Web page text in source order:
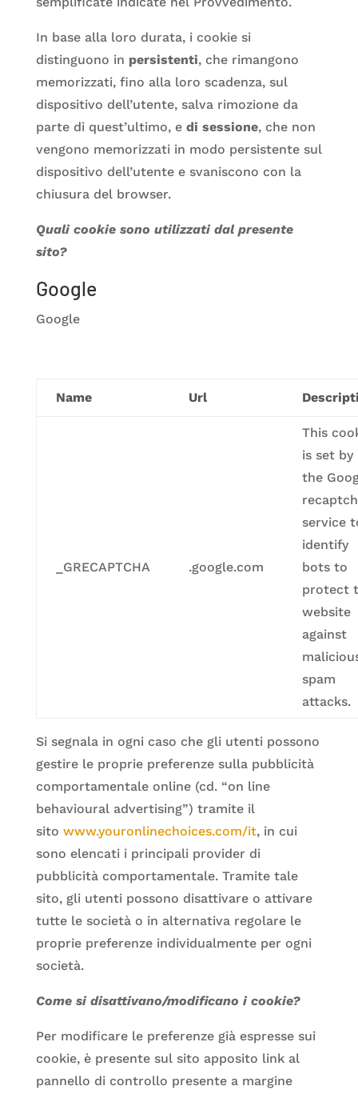
In base alla loro durata, i cookie si
distinguono in persistenti, che rimangono
memorizzati, fino alla loro scadenza, sul
dispositivo dell’utente, salva rimozione da
parte di quest’ultimo, e di sessione, che non
vengono memorizzati in modo persistente sul
dispositivo dell’utente e svaniscono con la
chiusura del browser.
Quali cookie sono utilizzati dal presente
sito?
Google
Google
Name Url
_GRECAPTCHA .google.com
This
is set by
the
service
identify
bots to
protect
website
against
spam
attacks.
Si segnala in ogni caso che gli utenti possono
gestire le proprie preferenze sulla pubblicità
comportamentale online (cd. “on line
behavioural advertising”) tramite il
sito www.youronlinechoices.com/it, in cui
sono elencati i principali provider di
pubblicità comportamentale. Tramite tale
sito, gli utenti possono disattivare o attivare
tutte le società o in alternativa regolare le
proprie preferenze individualmente per ogni
società.
Come si disattivano/modificano i cookie?
Per modificare le preferenze già espresse sui
cookie, è presente sul sito apposito link al
pannello di controllo presente a margine